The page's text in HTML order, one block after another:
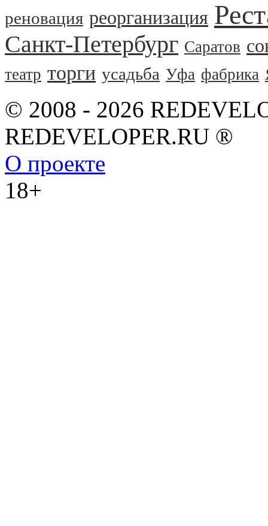
реновация реорганизация
Санкт-Петербург Саратов
театр торги усадьба Уфа фабрика
© 2008 - 2026
REDEVELOPER.RU ®
О проекте
18+